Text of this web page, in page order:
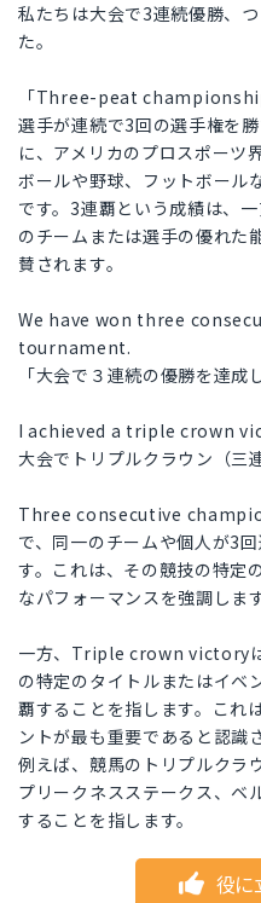
私たちは大会で3連続優勝、
た。
「Three-peat
選手が連続で3回の選手権を
に、アメリカのプロスポーツ
ボールや野球、フットボール
です。3連覇という成績は、
のチームまたは選手の優れた
賛されます。
We have won three
tournament.
「大会で３連続の優勝を達成
I achieved a triple crown
大会でトリプルクラウン（三
Three consecutive
で、同一のチームや個人が3
す。これは、その競技の特定
なパフォーマンスを強調します
一方、Triple crown victory
の特定のタイトルまたはイベ
覇することを指します。これ
ントが最も重要であると認識
例えば、競馬のトリプルクラ
プリークネスステークス、ベ
することを指します。
役に